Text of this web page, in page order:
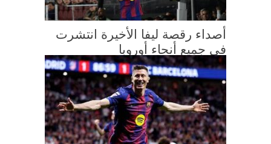
أصداء رقصة ليفا الأخيرة انتشرت
في جميع أنحاء أوروبا